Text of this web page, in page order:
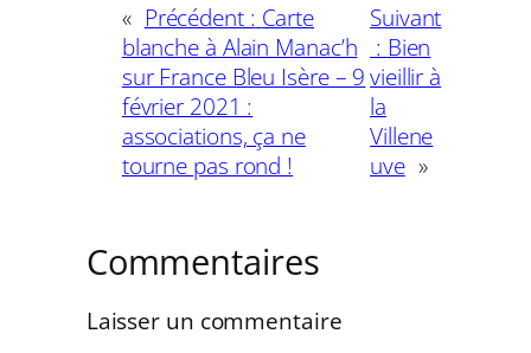
« Précédent : Carte
blanche à Alain Manac’h
sur France Bleu Isère – 9
février 2021 :
associations, ça ne
tourne pas rond !
Suivant
: Bien
vieillir à
la
Villene
uve »
Commentaires
Laisser un commentaire